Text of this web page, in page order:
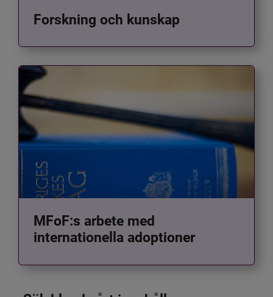
Forskning och kunskap
MFoF:s arbete med
internationella adoptioner